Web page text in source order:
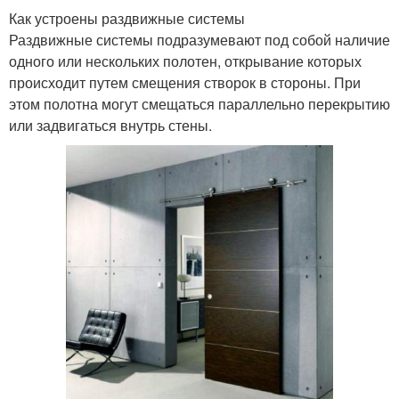
Как устроены раздвижные системы
Раздвижные системы подразумевают под собой наличие
одного или нескольких полотен, открывание которых
происходит путем смещения створок в стороны. При
этом полотна могут смещаться параллельно перекрытию
или задвигаться внутрь стены.